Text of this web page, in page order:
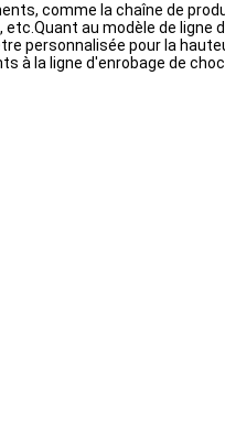
comme la chaîne de
au modèle de ligne
personnalisée pour la
à la ligne d'enrobage de